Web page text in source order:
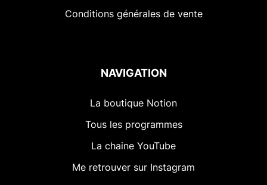
Conditions générales de vente
NAVIGATION
La boutique Notion
Tous les programmes
La chaine YouTube
Me retrouver sur Instagram